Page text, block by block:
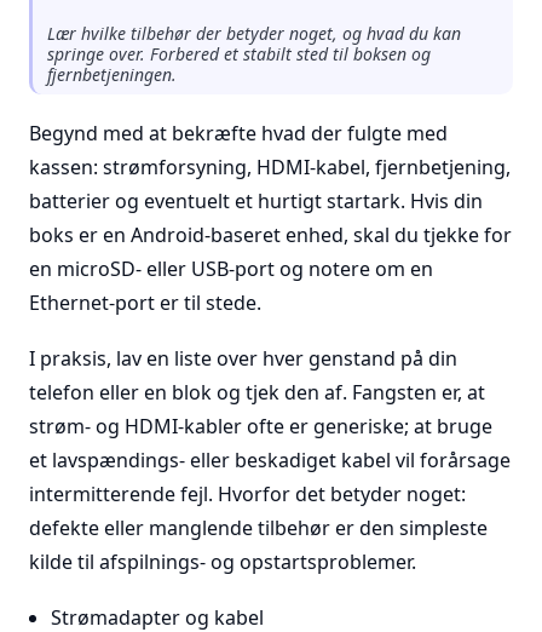
Lær hvilke tilbehør der betyder noget, og hvad du kan
springe over. Forbered et stabilt sted til boksen og
fjernbetjeningen.
Begynd med at bekræfte hvad der fulgte med
kassen: strømforsyning, HDMI-kabel, fjernbetjening,
batterier og eventuelt et hurtigt startark. Hvis din
boks er en Android-baseret enhed, skal du tjekke for
en microSD- eller USB-port og notere om en
Ethernet-port er til stede.
I praksis, lav en liste over hver genstand på din
telefon eller en blok og tjek den af. Fangsten er, at
strøm- og HDMI-kabler ofte er generiske; at bruge
et lavspændings- eller beskadiget kabel vil forårsage
intermitterende fejl. Hvorfor det betyder noget:
defekte eller manglende tilbehør er den simpleste
kilde til afspilnings- og opstartsproblemer.
Strømadapter og kabel